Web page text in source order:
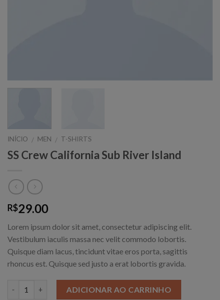
INÍCIO / MEN / T-SHIRTS
SS Crew California Sub River Island
R$29.00
Lorem ipsum dolor sit amet, consectetur adipiscing elit.
Vestibulum iaculis massa nec velit commodo lobortis.
Quisque diam lacus, tincidunt vitae eros porta, sagittis
rhoncus est. Quisque sed justo a erat lobortis gravida.
ADICIONAR AO CARRINHO